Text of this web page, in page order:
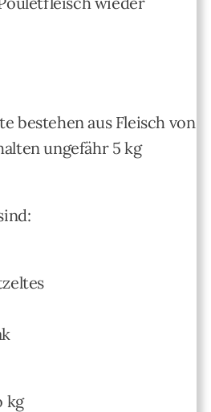
bestehen aus Fleisch von
ungefähr 5 kg
kg